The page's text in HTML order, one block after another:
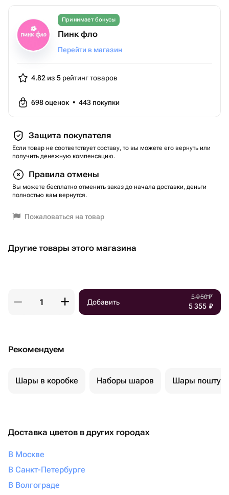
Принимает бонусы
Пинк фло
Перейти в магазин
4.82 из 5 рейтинг товаров
698оценок • 443 покупки
Защита покупателя
Если товар не соответствует составу, то вы можете его вернуть или
получить денежную компенсацию.
Правила отмены
Вы можете бесплатно отменить заказ до начала доставки, деньги
полностью вам вернутся.
Пожаловаться на товар
Другие товары этого магазина
Добавить
5 950₽
5 355 ₽
Рекомендуем
Шары в коробке Наборы шаров Шары
Доставка цветов в других городах
В Москве
В Санкт-Петербурге
В Волгограде